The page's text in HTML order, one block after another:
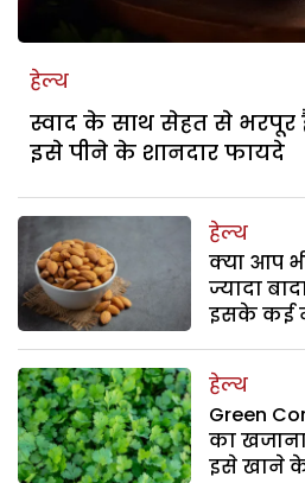
हेल्थ
स्वाद के साथ सेहत से भरपूर
इसे पीने के शानदार फायदे
हेल्थ
क्या आप
ज्यादा
इसके कई
हेल्थ
Green
का खजाना
इसे खाने